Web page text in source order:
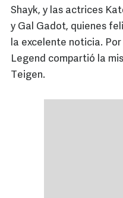
Shayk, y las actrices
y Gal Gadot, quienes
la excelente noticia.
Legend compartió la
Teigen.